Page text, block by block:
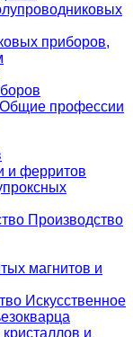
приборов,
Общие профессии
и ферритов
Производство
магнитов и
Искусственное
и